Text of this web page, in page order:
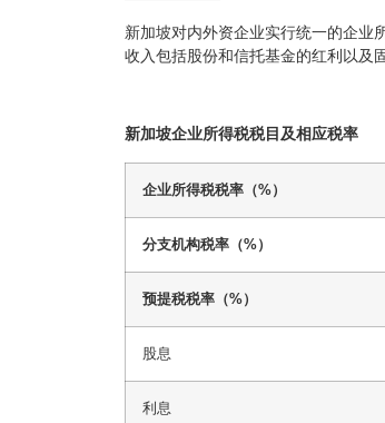
新加坡对内外资企业实行统一的企业
收入包括股份和信托基金的红利以及
新加坡企业所得税税目及相应税率
企业所得税税率（%）
分支机构税率（%）
预提税税率（%）
股息
利息